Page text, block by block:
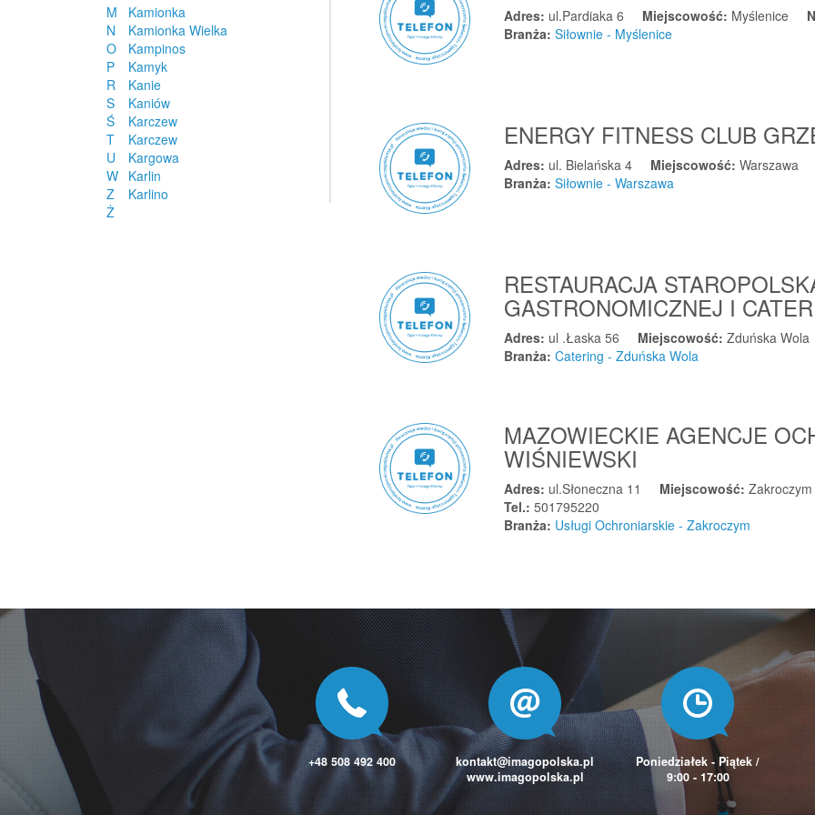
M
N
O
P
R
S
Ś
T
U
W
Z
Ż
Kamionka
Kamionka Wielka
Kampinos
Kamyk
Kanie
Kaniów
Karczew
Karczew
Kargowa
Karlin
Karlino
Kęty
Kielce
Kielno
Kielno
Kiełczewo
Kiełczów
Kiełczygłów
Kiełpin
Kiełpino
Kietlin
Adres: ul.Pardiaka 6 Miejscowość: Myślenice
Branża:Siłownie - Myślenice
ENERGY FITNESS CLUB
Adres: ul. Bielańska 4 Miejscowość:Warszawa
Branża:Siłownie - Warszawa
RESTAURACJA
GASTRONOMICZNEJ I
Adres: ul .Łaska 56 Miejscowość:Zduńska Wola
Branża:Catering - Zduńska Wola
MAZOWIECKIE AGENCJE
WIŚNIEWSKI
Adres: ul.Słoneczna 11 Miejscowość:Zakroczym
Tel.:501795220
Branża: Usługi Ochroniarskie - Zakroczym
+48 508 492 400
kontakt@imagopolska.pl
www.imagopolska.pl
Poniedziałek - Piątek /
9:00 - 17:00